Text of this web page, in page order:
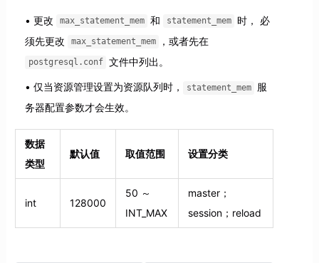
更改 max_statement_mem 和 statement_mem
时， 必
须先更改
max_statement_mem ，或者先在
postgresql.conf 文件中列出。
仅当资源管理设置为资源队列时， statement_mem
服
务器配置参数才会生效。
数据
类型
默认值 取值范围 设置分类
int 128000
50 ～
INT_MAX
master；
session；reload